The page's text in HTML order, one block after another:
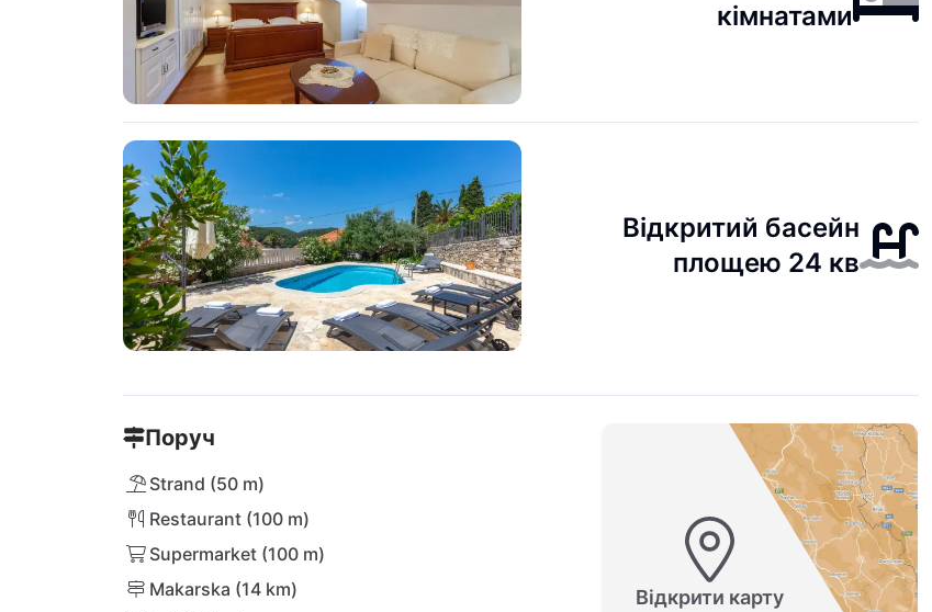
кімнатами
Відкритий басейн
площею 24 кв
Поруч
Strand (50 m)
Restaurant (100 m)
Supermarket (100 m)
Makarska (14 km)
Відкрити карту